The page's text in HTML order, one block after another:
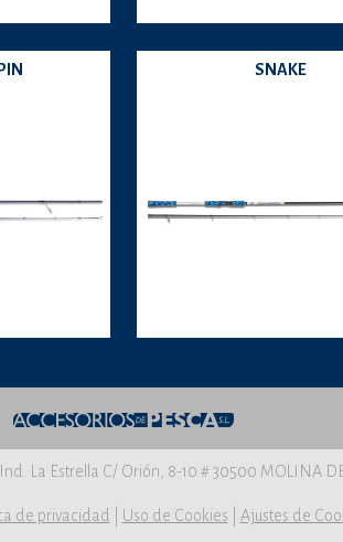
SNAKE
La Estrella C/ Orión, 8-10 # 30500 MOLINA DE
de privacidad Uso de Cookies Ajustes de